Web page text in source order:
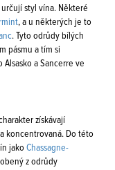
styl vína. Některé
, a u některých je to
. Tyto odrůdy bílých
pásmu a tím si
a Sancerre ve
získávají
koncentrovaná. Do této
jako Chassagne-
z odrůdy